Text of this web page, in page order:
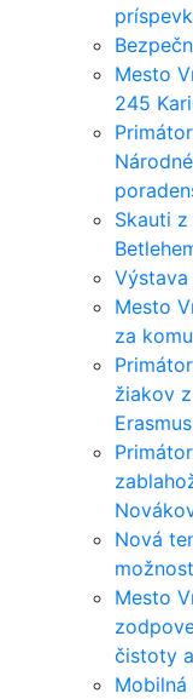
Mesto
245
Skauti
Výstava
Mesto
za
žiakov
Nová
Mesto
čistoty